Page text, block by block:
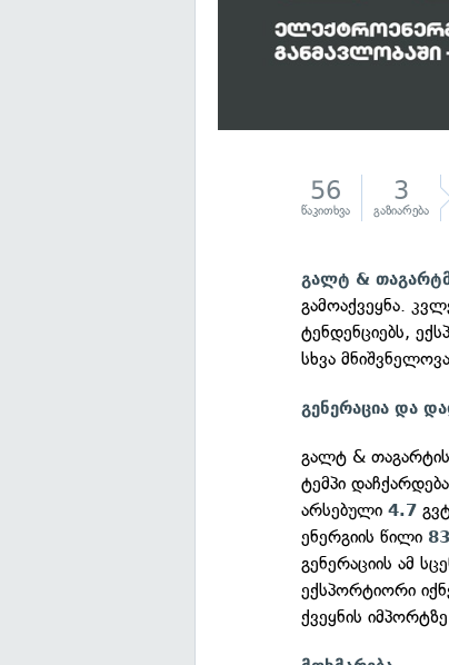
56
წაკითხვა
3
გაზიარება
გალტ &
გამოაქვეყნა.
ტენდენციებს,
სხვა
გენერაცია და
გალტ &
ტემპი
არსებული4.7
ენერგიის წილი 83
გენერაციის ამ
ექსპორტიორი
ქვეყნის